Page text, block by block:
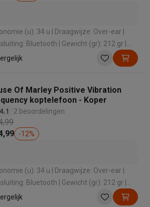
(u): 34 u | Draagwijze: Over-ear |
Bluetooth | Gewicht (gr): 212 gr |
Noise cancelling: Nee
Of Marley Positive Vibration
koptelefoon - Koper
4.1
2 beoordelingen
-12%
(u): 34 u | Draagwijze: Over-ear |
Bluetooth | Gewicht (gr): 212 gr |
Noise cancelling: Nee